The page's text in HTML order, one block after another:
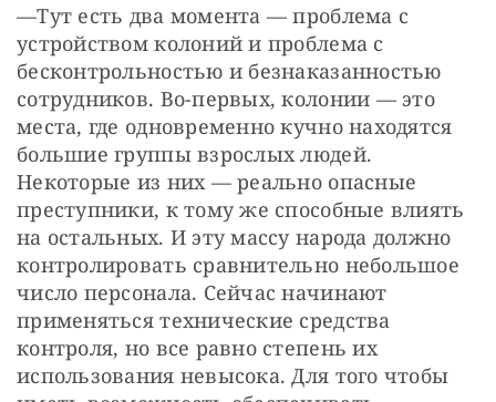
—Тут есть два момента — проблема с
устройством колоний и проблема с
бесконтрольностью и безнаказанностью
сотрудников. Во-первых, колонии — это
места, где одновременно кучно находятся
большие группы взрослых людей.
Некоторые из них — реально опасные
преступники, к тому же способные влиять
на остальных. И эту массу народа должно
контролировать сравнительно небольшое
число персонала. Сейчас начинают
применяться технические средства
контроля, но все равно степень их
использования невысока. Для того чтобы